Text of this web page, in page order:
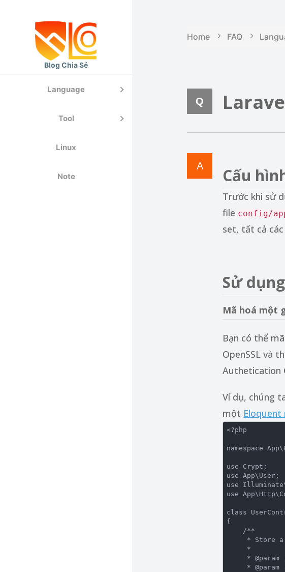
Blog Chia Sẻ
Language
Laravel
Python
Tool
Ansible
CricleCI
Docker
Linux
Note
Home FAQ
Cấu
Trước khi sử
file config/
set, tất cả
Sử
Mã hoá một
Bạn có thể
OpenSSL và
Authetication
Ví dụ, chúng
một Eloquent
<?php
namespace App\
use Crypt
use App\ User
use
Illuminate
use App\ Http\
class
{
/**
     *
@param
     *
@param